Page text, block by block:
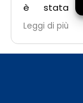
è stata
positiva.
pronto a
lavoro, e
Leggi di più